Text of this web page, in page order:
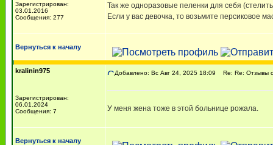
Зарегистрирован:
03.01.2016
Сообщения: 277
Так же одноразовые пеленки для себя
Если у вас девочка, то возьмите персиковое
Вернуться к началу
kralinin975
Зарегистрирован:
06.01.2024
Сообщения: 7
Добавлено: Вс Авг 24, 2025 18:09 Re: Re: Отзывы
У меня жена тоже в этой больнице рожала.
Вернуться к началу